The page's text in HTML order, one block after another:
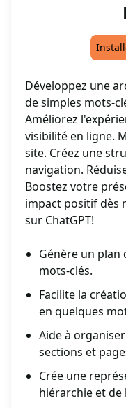
Développez une
de simples mots-
Améliorez
visibilité en ligne.
site. Créez une
navigation.
Boostez votre
impact positif dès
sur ChatGPT!
Génère un plan
mots-clés.
Facilite la
en quelques
Aide à
sections et
Crée une
hiérarchie et de